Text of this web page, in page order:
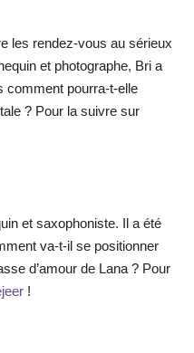
les rendez-vous au sérieux
et photographe, Bri a
comment pourra-t-elle
? Pour la suivre sur
et saxophoniste. Il a été
va-t-il se positionner
d’amour de Lana ? Pour
!